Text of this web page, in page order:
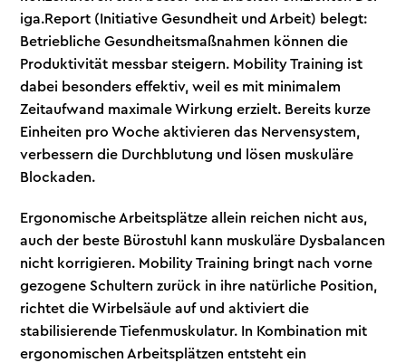
iga.Report (Initiative Gesundheit und Arbeit) belegt:
Betriebliche Gesundheitsmaßnahmen können die
Produktivität messbar steigern. Mobility Training ist
dabei besonders effektiv, weil es mit minimalem
Zeitaufwand maximale Wirkung erzielt. Bereits kurze
Einheiten pro Woche aktivieren das Nervensystem,
verbessern die Durchblutung und lösen muskuläre
Blockaden.
Ergonomische Arbeitsplätze allein reichen nicht aus,
auch der beste Bürostuhl kann muskuläre Dysbalancen
nicht korrigieren. Mobility Training bringt nach vorne
gezogene Schultern zurück in ihre natürliche Position,
richtet die Wirbelsäule auf und aktiviert die
stabilisierende Tiefenmuskulatur. In Kombination mit
ergonomischen Arbeitsplätzen entsteht ein